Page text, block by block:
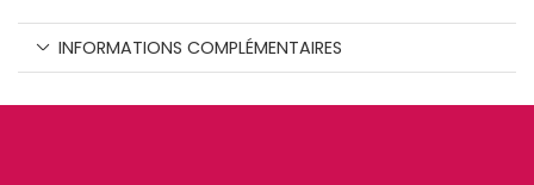
INFORMATIONS COMPLÉMENTAIRES